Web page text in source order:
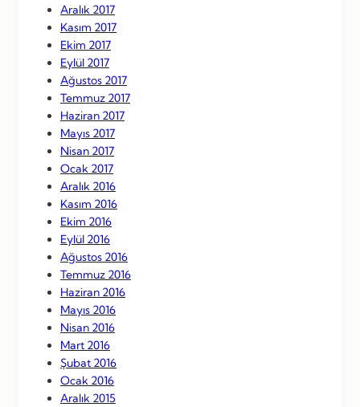
Aralık 2017
Kasım 2017
Ekim 2017
Eylül 2017
Ağustos 2017
Temmuz 2017
Haziran 2017
Mayıs 2017
Nisan 2017
Ocak 2017
Aralık 2016
Kasım 2016
Ekim 2016
Eylül 2016
Ağustos 2016
Temmuz 2016
Haziran 2016
Mayıs 2016
Nisan 2016
Mart 2016
Şubat 2016
Ocak 2016
Aralık 2015